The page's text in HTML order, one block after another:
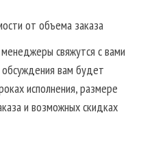
от объема заказа
свяжутся с вами
вам будет
исполнения, размере
и возможных скидках